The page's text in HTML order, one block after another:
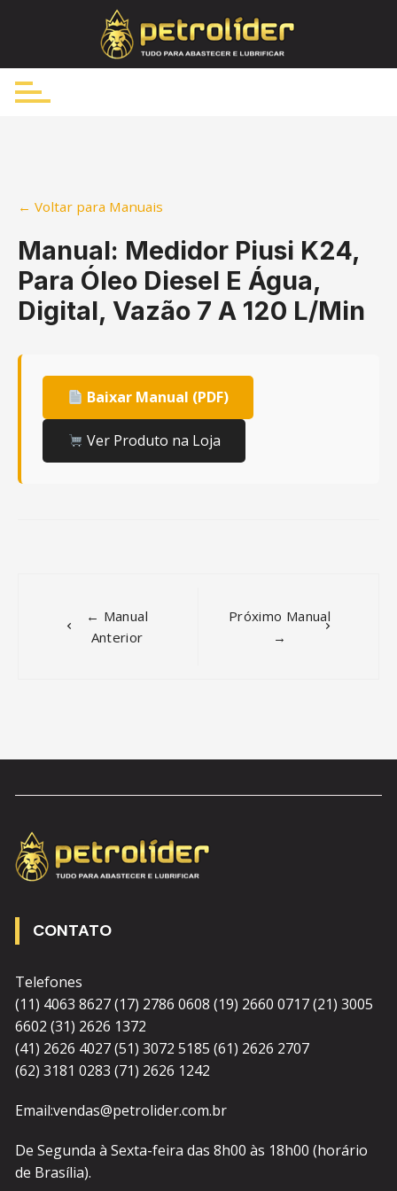
← Voltar para Manuais
Manual: Medidor Piusi K24,
Para Óleo Diesel E Água,
Digital, Vazão 7 A 120 L/Min
Baixar Manual (PDF)
Ver Produto na Loja
navigation
← Manual
Anterior
Próximo Manual
→
CONTATO
Telefones
(11) 4063 8627 (17) 2786 0608 (19) 2660 0717 (21) 3005
6602 (31) 2626 1372
(41) 2626 4027 (51) 3072 5185 (61) 2626 2707
(62) 3181 0283 (71) 2626 1242
Email:vendas@petrolider.com.br
De Segunda à Sexta-feira das 8h00 às 18h00 (horário
de Brasília).